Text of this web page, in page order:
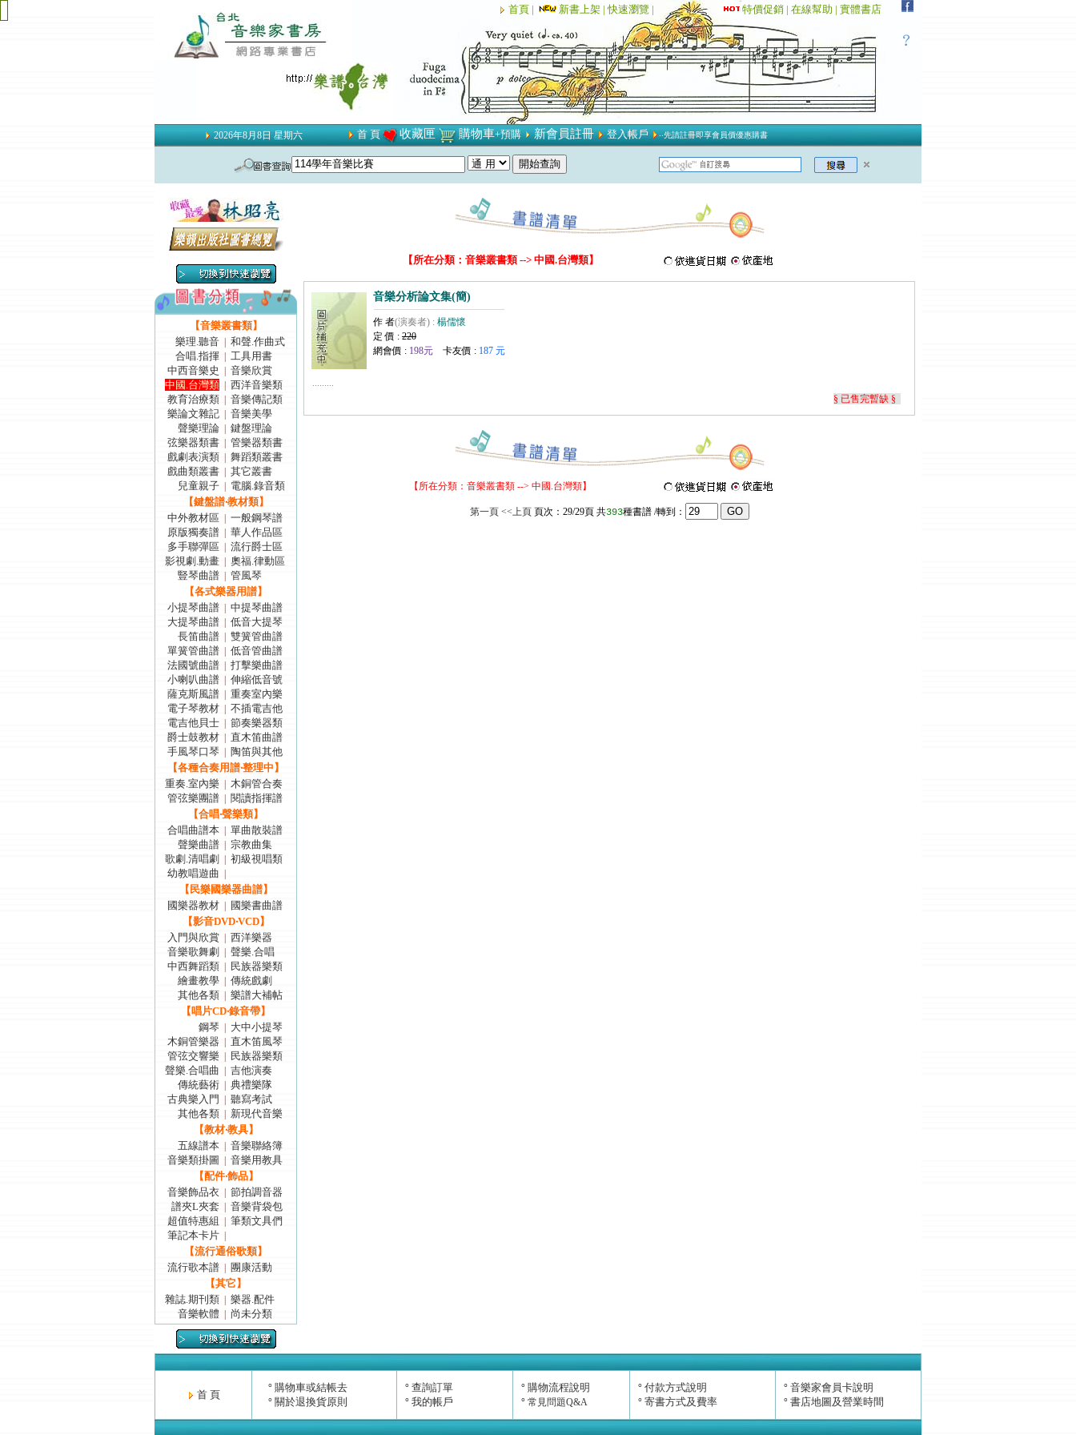
首頁 | 新書上架 |快速瀏覽 | 特價促銷 | 在線幫助 | 實體書店
2026年8月8日 星期六 首 頁 收藏匣 購物車+預購 新會員註冊 登入帳戶 ‧‧先請註冊即享會員價優惠購書
【音樂叢書類】
樂理.聽音
和聲.作曲式
合唱.指揮
工具用書
中西音樂史
音樂欣賞
中國.台灣類
西洋音樂類
教育治療類
音樂傳記類
樂論文雜記
音樂美學
聲樂理論
鍵盤理論
弦樂器類書
管樂器類書
戲劇表演類
舞蹈類叢書
戲曲類叢書
其它叢書
兒童親子
電腦.錄音類
【鍵盤譜‧教材類】
中外教材區
一般鋼琴譜
原版獨奏譜
華人作品區
多手聯彈區
流行爵士區
影視劇.動畫
奧福.律動區
豎琴曲譜
管風琴
【各式樂器用譜】
小提琴曲譜
中提琴曲譜
大提琴曲譜
低音大提琴
長笛曲譜
雙簧管曲譜
單簧管曲譜
低音管曲譜
法國號曲譜
打擊樂曲譜
小喇叭曲譜
伸縮低音號
薩克斯風譜
重奏室內樂
電子琴教材
不插電吉他
電吉他貝士
節奏樂器類
爵士鼓教材
直木笛曲譜
手風琴口琴
陶笛與其他
【各種合奏用譜‧整理中】
重奏.室內樂
木銅管合奏
管弦樂團譜
閱讀指揮譜
【合唱‧聲樂類】
合唱曲譜本
單曲散裝譜
聲樂曲譜
宗教曲集
歌劇.清唱劇
初級視唱類
幼教唱遊曲
【民樂國樂器曲譜】
國樂器教材
國樂書曲譜
【影音DVD‧VCD】
入門與欣賞
西洋樂器
音樂歌舞劇
聲樂.合唱
中西舞蹈類
民族器樂類
繪畫教學
傳統戲劇
其他各類
樂譜大補帖
【唱片CD‧錄音帶】
鋼琴
大中小提琴
木銅管樂器
直木笛風琴
管弦交響樂
民族器樂類
聲樂.合唱曲
吉他演奏
傳統藝術
典禮樂隊
古典樂入門
聽寫考試
其他各類
新現代音樂
【教材‧教具】
五線譜本
音樂聯絡簿
音樂類掛圖
音樂用教具
【配件‧飾品】
音樂飾品衣
節拍調音器
譜夾L夾套
音樂背袋包
超值特惠組
筆類文具們
筆記本卡片
【流行通俗歌類】
流行歌本譜
團康活動
【其它】
雜誌.期刊類
樂器.配件
音樂軟體
尚未分類
【所在分類：音樂叢書類 --> 中國.台灣類】
音樂分析論文集(簡)
作 者(演奏者) : 楊儒懷
定 價 : 220
網會價 : 198元 卡友價 : 187 元
.........
§ 已售完暫缺 §
【所在分類： 音樂叢書類--> 中國.台灣類】
第一頁 <<上頁 頁次： 29/29頁 共393種書譜 /轉到：
首 頁
° 購物車或結帳去
° 關於退換貨原則
° 查詢訂單
° 我的帳戶
° 購物流程說明
° 常見問題Q&A
° 付款方式說明
° 寄書方式及費率
° 音樂家會員卡說明
° 書店地圖及營業時間